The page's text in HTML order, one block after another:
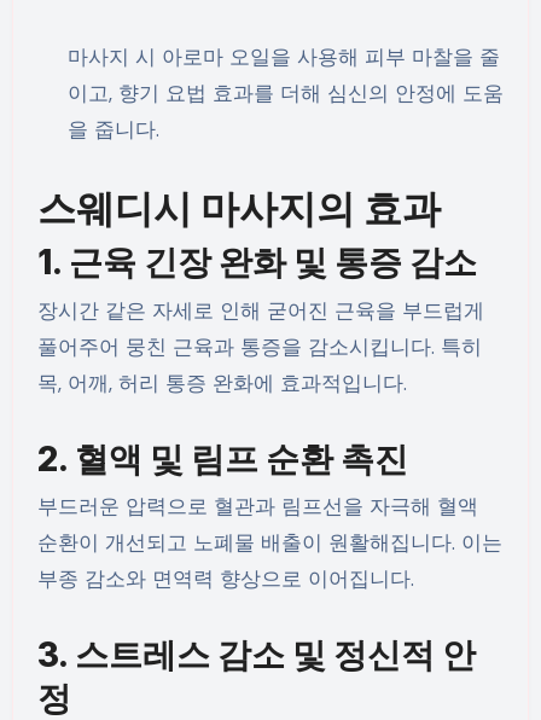
마사지 시 아로마 오일을 사용해 피부 마찰을 줄
이고, 향기 요법 효과를 더해 심신의 안정에 도움
을 줍니다.
스웨디시 마사지의 효과
1. 근육 긴장 완화 및 통증 감소
장시간 같은 자세로 인해 굳어진 근육을 부드럽게
풀어주어 뭉친 근육과 통증을 감소시킵니다. 특히
목, 어깨, 허리 통증 완화에 효과적입니다.
2. 혈액 및 림프 순환 촉진
부드러운 압력으로 혈관과 림프선을 자극해 혈액
순환이 개선되고 노폐물 배출이 원활해집니다. 이는
부종 감소와 면역력 향상으로 이어집니다.
3. 스트레스 감소 및 정신적 안
정